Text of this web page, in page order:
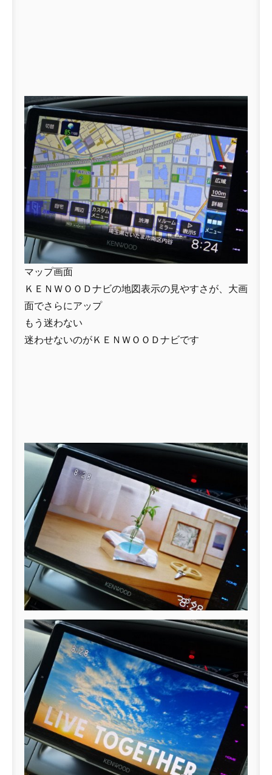
マップ画面
ＫＥＮＷＯＯＤナビの地図表示の見やすさが、大画
面でさらにアップ
もう迷わない
迷わせないのがＫＥＮＷＯＯＤナビです